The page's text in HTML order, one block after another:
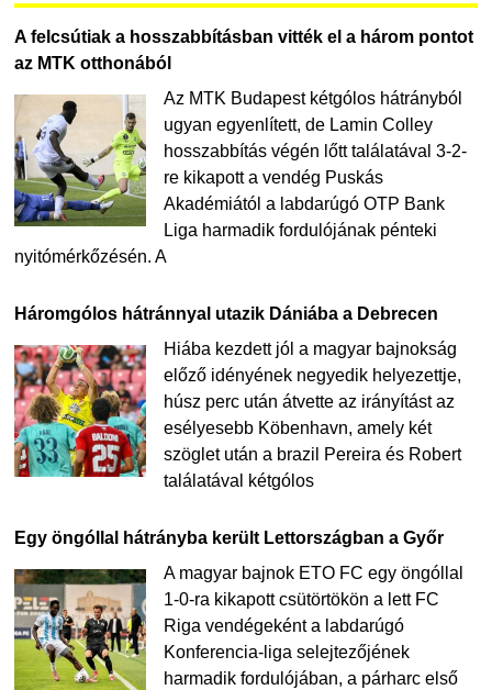
A felcsútiak a hosszabbításban vitték el a három pontot
az MTK otthonából
Az MTK Budapest kétgólos hátrányból
ugyan egyenlített, de Lamin Colley
hosszabbítás végén lőtt találatával 3-2-
re kikapott a vendég Puskás
Akadémiától a labdarúgó OTP Bank
Liga harmadik fordulójának pénteki
nyitómérkőzésén. A
Háromgólos hátránnyal utazik Dániába a Debrecen
Hiába kezdett jól a magyar bajnokság
előző idényének negyedik helyezettje,
húsz perc után átvette az irányítást az
esélyesebb Köbenhavn, amely két
szöglet után a brazil Pereira és Robert
találatával kétgólos
Egy öngóllal hátrányba került Lettországban a Győr
A magyar bajnok ETO FC egy öngóllal
1-0-ra kikapott csütörtökön a lett FC
Riga vendégeként a labdarúgó
Konferencia-liga selejtezőjének
harmadik fordulójában, a párharc első